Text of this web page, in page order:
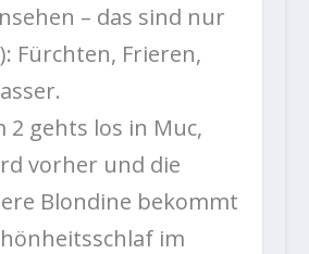
– das sind nur
Fürchten, Frieren,
2 gehts los in Muc,
vorher und die
Blondine bekommt
im